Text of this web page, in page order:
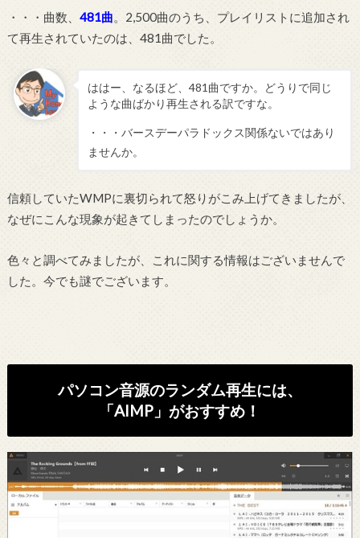
・・・曲数、 481曲。2,500曲のうち、プレイリストに追加され
て再生されていたのは、481曲でした。
ははー、なるほど、481曲ですか。どうりで同じ
ような曲ばかり再生される訳ですな。
・・・バースデーパラドックス関係ないではあり
ませんか。
信頼していたWMPに裏切られて怒りがこみ上げてきましたが、
なぜにこんな現象が起きてしまったのでしょうか。
色々と調べてみましたが、これに関する情報はございませんで
した。今でも謎でございます。
パソコン音源のランダム再生には、
「AIMP」がおすすめ！